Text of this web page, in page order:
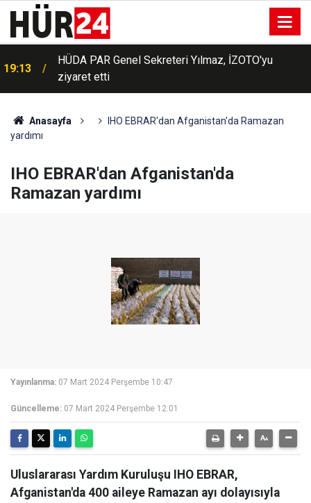
19:13
HÜDA PAR Genel Sekreteri Yılmaz, İZOTO'yu
ziyaret etti
Anasayfa
IHO EBRAR'dan Afganistan'da Ramazan
yardımı
IHO EBRAR'dan Afganistan'da
Ramazan yardımı
Yayınlanma: 07 Mart 2024 Perşembe 10:47
Güncelleme: 07 Mart 2024 Perşembe 12:01
Uluslararası Yardım Kuruluşu IHO EBRAR,
Afganistan'da 400 aileye Ramazan ayı dolayısıyla